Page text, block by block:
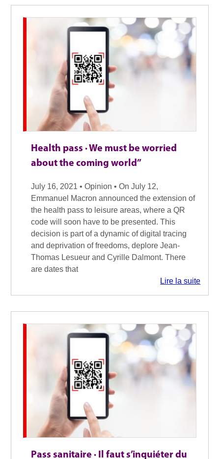
Health pass · We must be worried
about the coming world”
July 16, 2021 • Opinion • On July 12,
Emmanuel Macron announced the extension of
the health pass to leisure areas, where a QR
code will soon have to be presented. This
decision is part of a dynamic of digital tracing
and deprivation of freedoms, deplore Jean-
Thomas Lesueur and Cyrille Dalmont. There
are dates that
Lire la suite
Pass sanitaire · Il faut s’inquiéter du